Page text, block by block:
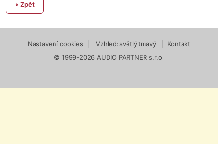
« Zpět
Nastavení cookies Vzhled:světlýtmavý
Kontakt
© 1999-2026 AUDIO PARTNER s.r.o.